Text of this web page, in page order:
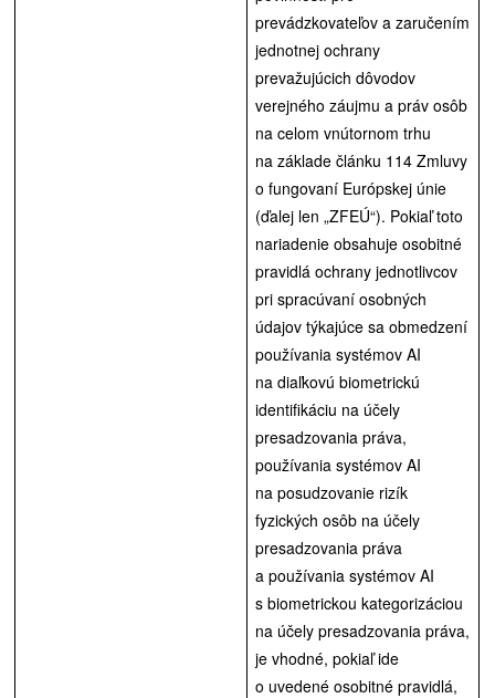
prevádzkovateľov a zaručením
jednotnej ochrany
prevažujúcich dôvodov
verejného záujmu a práv osôb
na celom vnútornom trhu
na základe článku 114 Zmluvy
o fungovaní Európskej únie
(ďalej len „ZFEÚ“). Pokiaľ toto
nariadenie obsahuje osobitné
pravidlá ochrany jednotlivcov
pri spracúvaní osobných
údajov týkajúce sa obmedzení
používania systémov AI
na diaľkovú biometrickú
identifikáciu na účely
presadzovania práva,
používania systémov AI
na posudzovanie rizík
fyzických osôb na účely
presadzovania práva
a používania systémov AI
s biometrickou kategorizáciou
na účely presadzovania práva,
je vhodné, pokiaľ ide
o uvedené osobitné pravidlá,